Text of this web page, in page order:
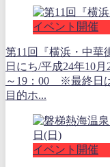
イベント開催
第11回『横浜・中華
日にち/平成24年10
～19：00 ※最終日
目的ホ...
イベント開催